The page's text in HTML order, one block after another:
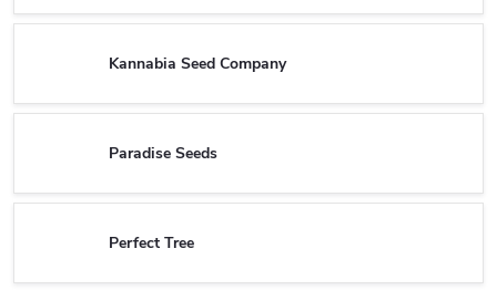
Kannabia Seed Company
Paradise Seeds
Perfect Tree